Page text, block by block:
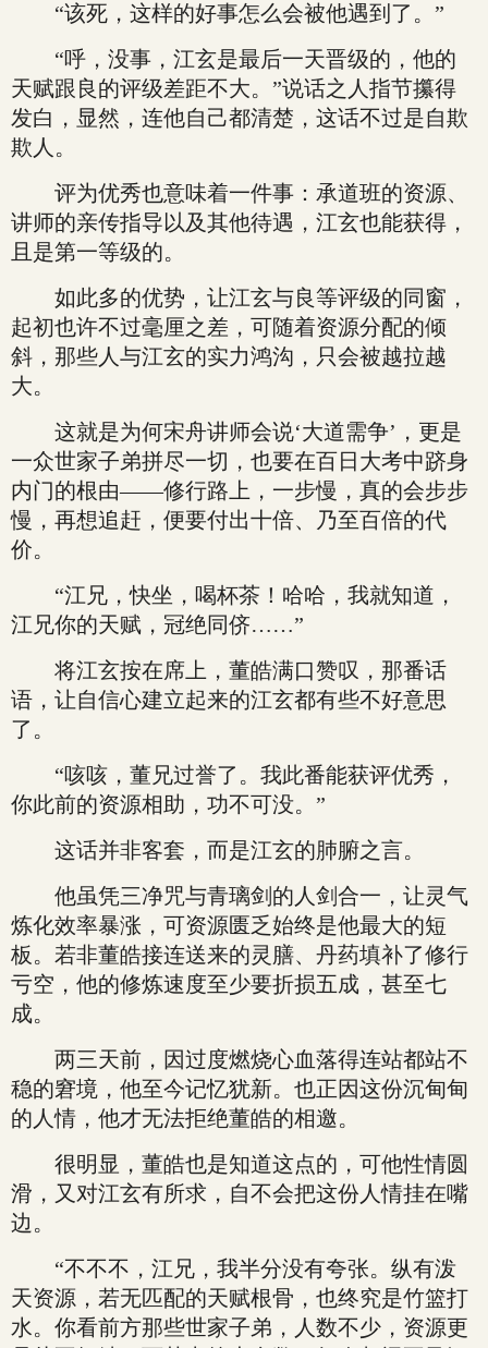
“该死，这样的好事怎么会被他遇到了。”
“呼，没事，江玄是最后一天晋级的，他的
天赋跟良的评级差距不大。”说话之人指节攥得
发白，显然，连他自己都清楚，这话不过是自欺
欺人。
评为优秀也意味着一件事：承道班的资源、
讲师的亲传指导以及其他待遇，江玄也能获得，
且是第一等级的。
如此多的优势，让江玄与良等评级的同窗，
起初也许不过毫厘之差，可随着资源分配的倾
斜，那些人与江玄的实力鸿沟，只会被越拉越
大。
这就是为何宋舟讲师会说‘大道需争’，更是
一众世家子弟拼尽一切，也要在百日大考中跻身
内门的根由——修行路上，一步慢，真的会步步
慢，再想追赶，便要付出十倍、乃至百倍的代
价。
“江兄，快坐，喝杯茶！哈哈，我就知道，
江兄你的天赋，冠绝同侪……”
将江玄按在席上，董皓满口赞叹，那番话
语，让自信心建立起来的江玄都有些不好意思
了。
“咳咳，董兄过誉了。我此番能获评优秀，
你此前的资源相助，功不可没。”
这话并非客套，而是江玄的肺腑之言。
他虽凭三净咒与青璃剑的人剑合一，让灵气
炼化效率暴涨，可资源匮乏始终是他最大的短
板。若非董皓接连送来的灵膳、丹药填补了修行
亏空，他的修炼速度至少要折损五成，甚至七
成。
两三天前，因过度燃烧心血落得连站都站不
稳的窘境，他至今记忆犹新。也正因这份沉甸甸
的人情，他才无法拒绝董皓的相邀。
很明显，董皓也是知道这点的，可他性情圆
滑，又对江玄有所求，自不会把这份人情挂在嘴
边。
“不不不，江兄，我半分没有夸张。纵有泼
天资源，若无匹配的天赋根骨，也终究是竹篮打
水。你看前方那些世家子弟，人数不少，资源更